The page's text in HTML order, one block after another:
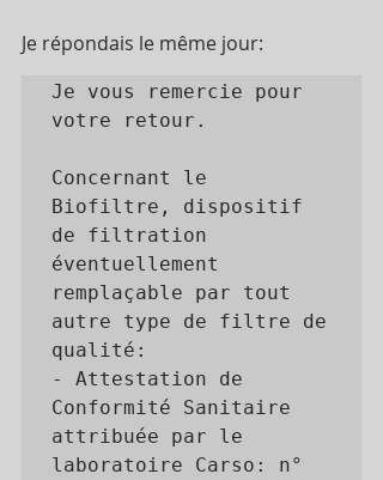
Je répondais le même jour:
Je vous remercie pour
votre retour.
Concernant le
Biofiltre, dispositif
de filtration
éventuellement
remplaçable par tout
autre type de filtre de
qualité:
- Attestation de
Conformité Sanitaire
attribuée par le
laboratoire Carso: n°